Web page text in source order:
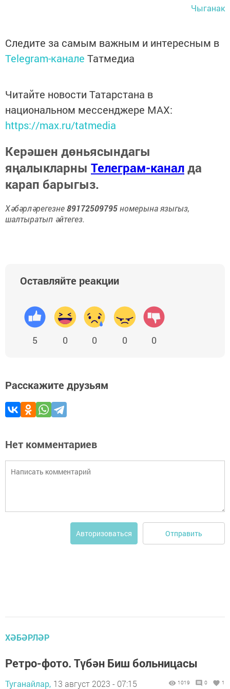
Чыганак
Следите за самым важным и интересным в
Telegram-канале Татмедиа
Читайте новости Татарстана в
национальном мессенджере MАХ:
https://max.ru/tatmedia
Керәшен дөньясындагы
яңалыкларны Телеграм-каналда
карап барыгыз.
Хәбәрләрегезне89172509795номерына языгыз,
шалтыратып әйтегез.
Оставляйте реакции
5 0 0 0 0
Расскажите друзьям
Нет комментариев
Авторизоваться Отправить
ХӘБӘРЛӘР
Ретро-фото. Түбән Биш больницасы
Туганайлар, 13 август 2023 - 07:15 1019 0 1